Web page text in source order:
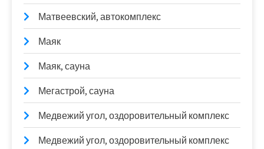
Матвеевский, автокомплекс
Маяк
Маяк, сауна
Мегастрой, сауна
Медвежий угол, оздоровительный комплекс
Медвежий угол, оздоровительный комплекс